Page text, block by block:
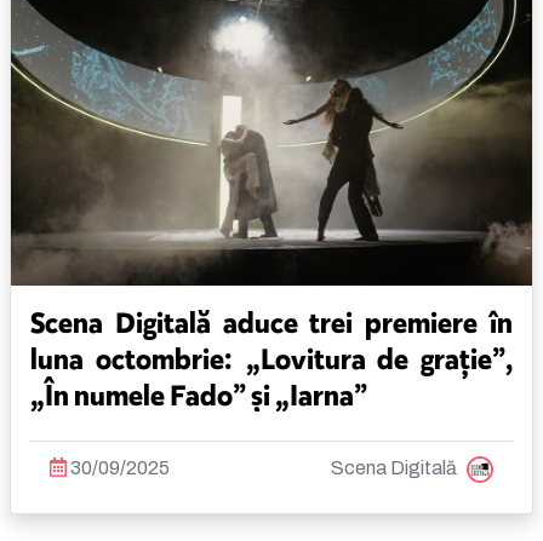
Scena Digitală aduce trei premiere în
luna octombrie: „Lovitura de grație”,
„În numele Fado” și „Iarna”
30/09/2025 Scena Digitală